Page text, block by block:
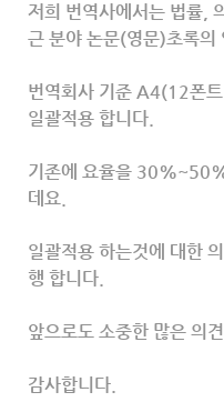
저희 번역사에서는 법률,
근 분야 논문(영문)초록의
번역회사 기준 A4(12폰
일괄적용 합니다.
기존에 요율을
데요.
일괄적용 하는것에 대한
행 합니다.
앞으로도 소중한 많은 의
감사합니다.